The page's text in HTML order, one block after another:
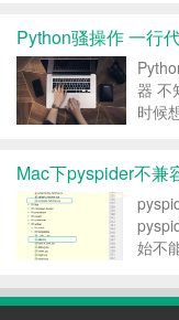
婚庆
Python骚操作 一行
器 不
时候
借助
用...
Mac下pyspider不兼
始不
部替